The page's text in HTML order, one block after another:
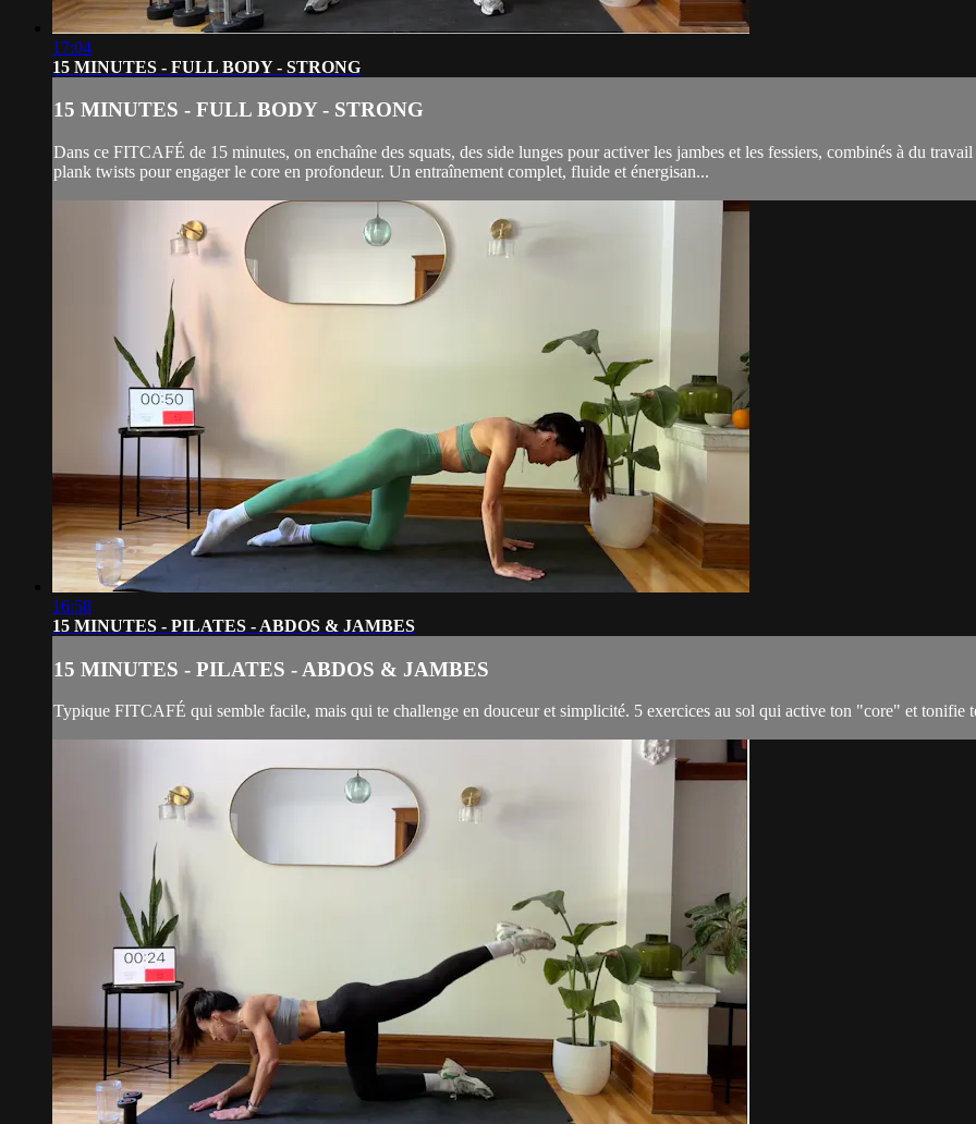
17:04
15 MINUTES - FULL BODY - STRONG
15 MINUTES - FULL BODY - STRONG
Dans ce FITCAFÉ de 15 minutes, on enchaîne des squats, des side lunges pour activer les jambes et les fessiers, combinés à du
plank twists pour engager le core en profondeur. Un entraînement complet, fluide et énergisan...
16:58
15 MINUTES - PILATES - ABDOS & JAMBES
15 MINUTES - PILATES - ABDOS & JAMBES
Typique FITCAFÉ qui semble facile, mais qui te challenge en douceur et simplicité. 5 exercices au sol qui active ton "core" et tonifie